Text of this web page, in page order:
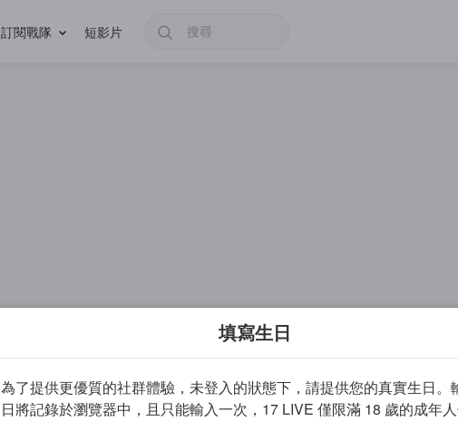
訂閱戰隊 短影片
填寫生日
為了提供更優質的社群體驗，未登入的狀態下，請提供您的真實生日。
日將記錄於瀏覽器中，且只能輸入一次，17 LIVE 僅限滿 18 歲的成年人